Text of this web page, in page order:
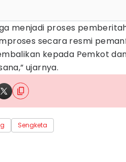
menjadi proses
secara resmi
kepada Pemkot
ujarnya.
Sengketa